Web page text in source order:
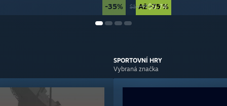
Až -75 %
-35% $14.99$9.74
SPORTOVNÍ HRY
Vybraná značka